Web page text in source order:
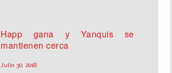
Happ gana y Yanquis se
mantienen cerca
Julio 30, 2018